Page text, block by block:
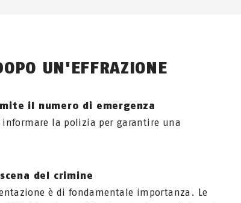
UN'EFFRAZIONE
il numero di emergenza
la polizia per garantire una
del crimine
è di fondamentale importanza. Le